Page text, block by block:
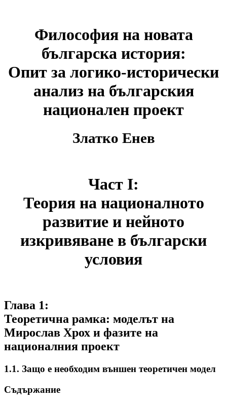
Философия на новата
българска история:
Опит за логико-исторически
анализ на българския
национален проект
Златко Енев
Част I:
Теория на националното
развитие и нейното
изкривяване в български
условия
Глава 1:
Теоретична рамка: моделът на
Мирослав Хрох и фазите на
националния проект
1.1. Защо е необходим външен теоретичен модел
Съдържание